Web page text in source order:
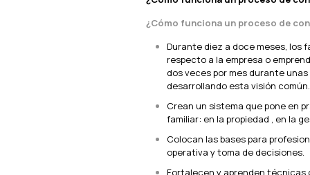
¿Cómo funciona un proceso de
Durante diez a doce meses, los
respecto a la empresa o
dos veces por mes durante
desarrollando esta visión común.
Crean un sistema que pone en
familiar: en la propiedad , en la
Colocan las bases para
operativa y toma de decisiones.
Fortalecen y aprenden técnicas